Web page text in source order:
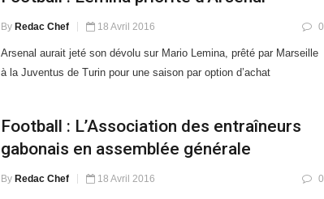
By Redac Chef 18 Avril 2016 0
Arsenal aurait jeté son dévolu sur Mario Lemina, prêté par Marseille
à la Juventus de Turin pour une saison par option d’achat
Football : L’Association des entraîneurs
gabonais en assemblée générale
By Redac Chef 18 Avril 2016 0